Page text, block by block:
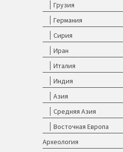
Грузия
Германия
Сирия
Иран
Италия
Индия
Азия
Средняя Азия
Восточная Европа
Археология